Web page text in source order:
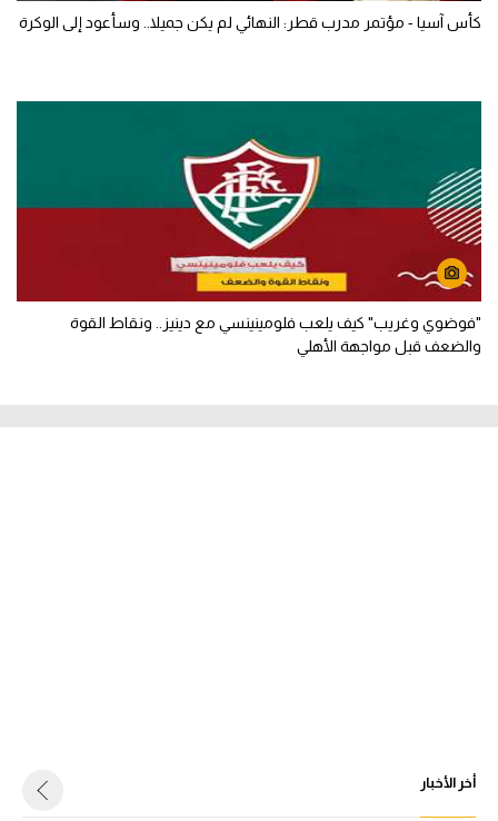
كأس آسيا - مؤتمر مدرب قطر: النهائي لم يكن جميلا.. وسأعود إلى الوكرة
"فوضوي وغريب" كيف يلعب فلومينينسي مع دينيز.. ونقاط القوة
والضعف قبل مواجهة الأهلي
أخر الأخبار